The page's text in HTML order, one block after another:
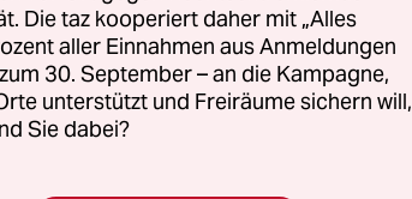
in der
die seit drei
gesucht.
Die taz kooperiert daher mit „Alles
aller Einnahmen aus Anmeldungen
30. September – an die Kampagne,
unterstützt und Freiräume sichern will,
Sie dabei?